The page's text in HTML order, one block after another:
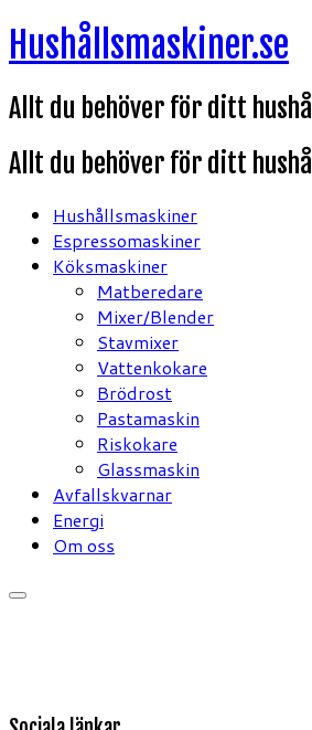
Hoppa
till
Hushållsmaskiner.se
Allt du behöver för ditt hushåll
Allt du behöver för ditt hushåll
Hushållsmaskiner
Espressomaskiner
Köksmaskiner
Matberedare
Mixer/Blender
Stavmixer
Vattenkokare
Brödrost
Pastamaskin
Riskokare
Glassmaskin
Avfallskvarnar
Energi
Om oss